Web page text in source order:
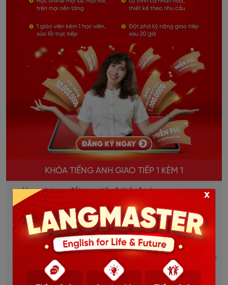
KHÓA TIẾNG ANH GIAO TIẾP 1 KÈM 1
Học và trao đổi trực tiếp 1 thầy 1 trò.
Giao tiếp liên tục, sửa lỗi kịp thời, bù đắp lỗ hổng
ngay lập tức.
Lộ trình học được thiết kế riêng cho từng học viên.
Dựa trên mục tiêu, đặc thù từng ngành việc của học
viên.
x